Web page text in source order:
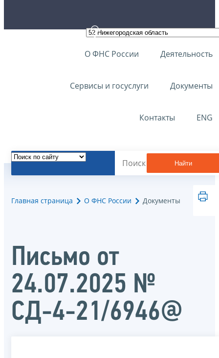
О ФНС России Деятельность
Сервисы и госуслуги Документы
Контакты ENG
Найти
Главная страница О ФНС России Документы
Письмо от
24.07.2025 №
СД-4-21/6946@